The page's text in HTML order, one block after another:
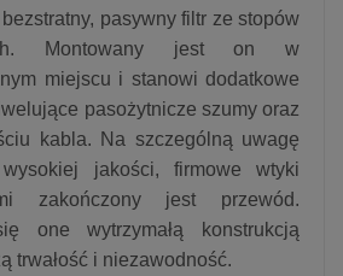
pasywny filtr ze stopów
Montowany jest on w
miejscu i stanowi dodatkowe
pasożytnicze szumy oraz
kabla. Na szczególną uwagę
jakości, firmowe wtyki
zakończony jest przewód.
one wytrzymałą konstrukcją
trwałość i niezawodność.